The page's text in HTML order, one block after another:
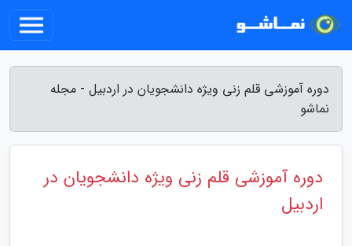
دوره آموزشی قلم زنی ویژه دانشجویان در اردبیل - مجله
نماشو
دوره آموزشی قلم زنی ویژه دانشجویان در
اردبیل